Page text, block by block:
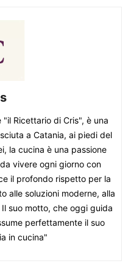
Ricettario di Cris", è una
a Catania, ai piedi del
la cucina è una passione
vivere ogni giorno con
il profondo rispetto per la
alle soluzioni moderne, alla
suo motto, che oggi guida
perfettamente il suo
in cucina"